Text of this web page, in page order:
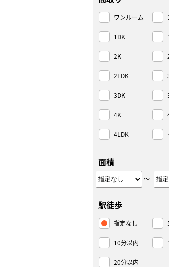
ワンルーム
1DK
2K
2LDK
3DK
4K
4LDK
面積
～
駅徒歩
指定なし
10分以内
20分以内